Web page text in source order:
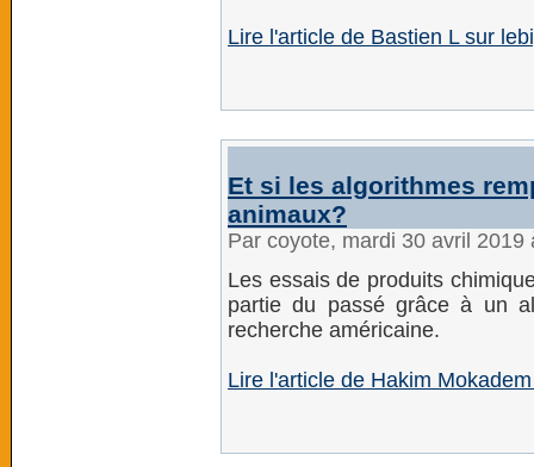
Lire l'article de Bastien L sur
Et si les algorithmes
animaux?
Par coyote, mardi 30 avril
Les essais de produits
partie du passé grâce à un
recherche américaine.
Lire l'article de Hakim